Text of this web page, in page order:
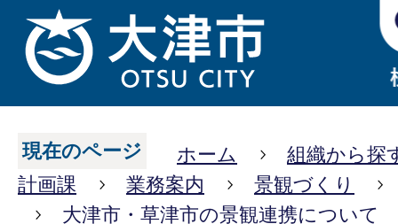
現在のページ ホーム
組織から探
計画課
業務案内
景観づくり
大津市・草津市の景観連携について